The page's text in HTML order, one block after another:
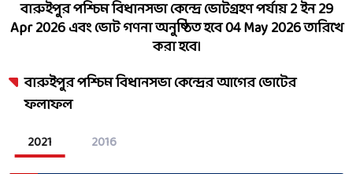
বারুইপুর পশ্চিমবিধানসভা কেন্দ্রে ভোটগ্রহণ পর্যায়2ইন29
Apr 2026এবং ভোট গণনা অনুষ্ঠিত হবে04 May 2026তারিখে
করা হবে।
বারুইপুর পশ্চিমবিধানসভা কেন্দ্রের আগের ভোটের
ফলাফল
2021 2016